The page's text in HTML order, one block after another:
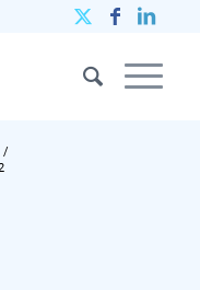
/